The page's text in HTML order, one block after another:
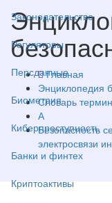
Законодательство
Регуляторы
Персданные
Биометрия
Киберпреступность
Банки и финтех
Криптоактивы
Главная
Энциклопедия
Словарь
А
Безопасность
электросвязи